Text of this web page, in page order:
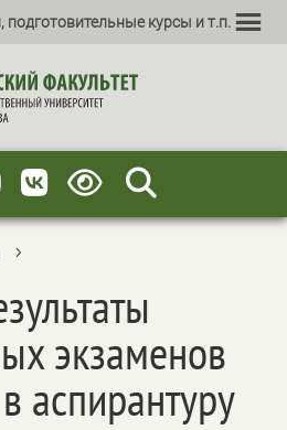
подготовительные курсы и т.п.
5
экзаменов
аспирантуру